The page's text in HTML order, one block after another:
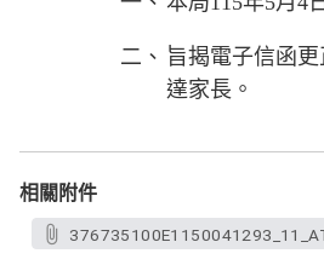
二、 旨揭電子信函
達家長。
相關附件